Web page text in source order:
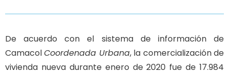
De acuerdo con el sistema de información de
CamacolCoordenada Urbana, la comercialización de
vivienda nueva durante enero de 2020 fue de 17.984